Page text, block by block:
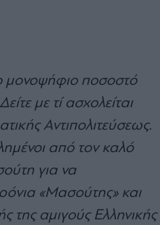
μονοψήφιο ποσοστό
με τί ασχολείται
Αντιπολιτεύσεως.
από τον καλό
για να
«Μασούτης» και
της αμιγούς Ελληνικής